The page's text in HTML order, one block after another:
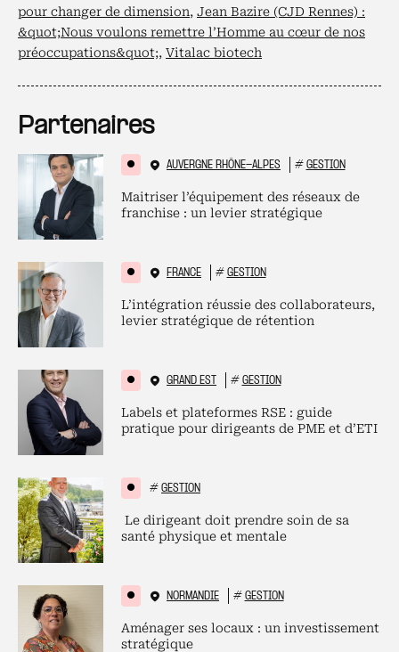
pour changer de dimension, Jean Bazire (CJD Rennes) :
&quot;Nous voulons remettre l’Homme au cœur de nos
préoccupations&quot;, Vitalac biotech
Partenaires
AUVERGNE RHÔNE-ALPES # GESTION
Maitriser l’équipement des réseaux de
franchise : un levier stratégique
FRANCE # GESTION
L’intégration réussie des collaborateurs,
levier stratégique de rétention
GRAND EST # GESTION
Labels et plateformes RSE : guide
pratique pour dirigeants de PME et d’ETI
# GESTION
Le dirigeant doit prendre soin de sa
santé physique et mentale
NORMANDIE # GESTION
Aménager ses locaux : un investissement
stratégique